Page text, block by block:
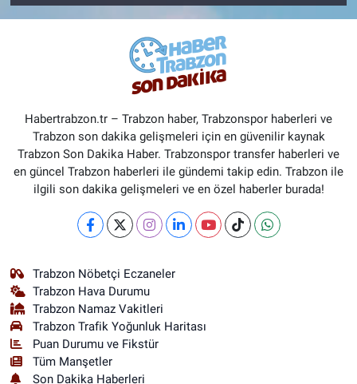
Habertrabzon.tr – Trabzon haber, Trabzonspor haberleri ve
Trabzon son dakika gelişmeleri için en güvenilir kaynak
Trabzon Son Dakika Haber. Trabzonspor transfer haberleri ve
en güncel Trabzon haberleri ile gündemi takip edin. Trabzon ile
ilgili son dakika gelişmeleri ve en özel haberler burada!
Trabzon Nöbetçi Eczaneler
Trabzon Hava Durumu
Trabzon Namaz Vakitleri
Trabzon Trafik Yoğunluk Haritası
Puan Durumu ve Fikstür
Tüm Manşetler
Son Dakika Haberleri